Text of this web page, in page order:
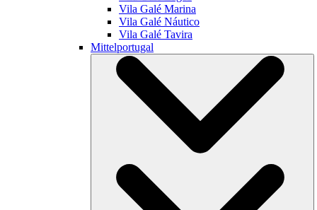
Vila Galé Marina
Vila Galé Náutico
Vila Galé Tavira
Mittelportugal